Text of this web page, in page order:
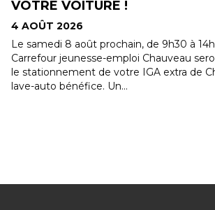
4 AOÛT 2026
Nouvel avantage exclusif pour les
Ronde offre désormais des tarifs
membres. Accédez à des...